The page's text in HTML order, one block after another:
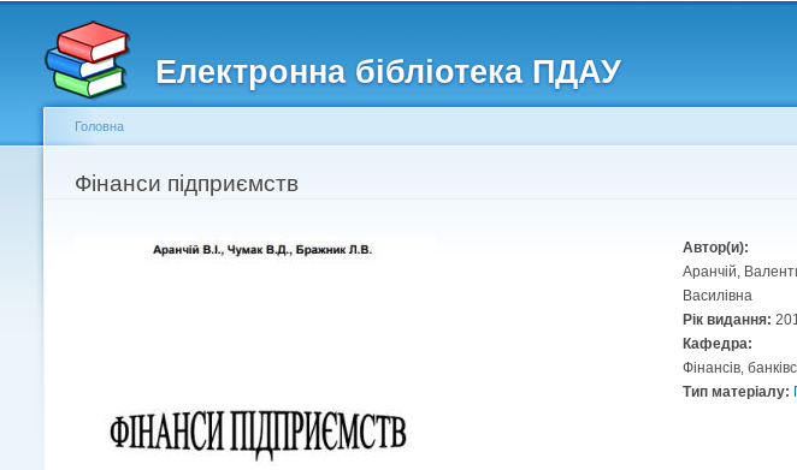
Електронна бібліотека ПДАУ
Головне меню
Другорядне меню
Ви є тут
Головна
Фінанси підприємств
Автор(и):
Аранчій,
Василівна
Рік видання:
Кафедра:
Фінансів,
Тип матеріалу: